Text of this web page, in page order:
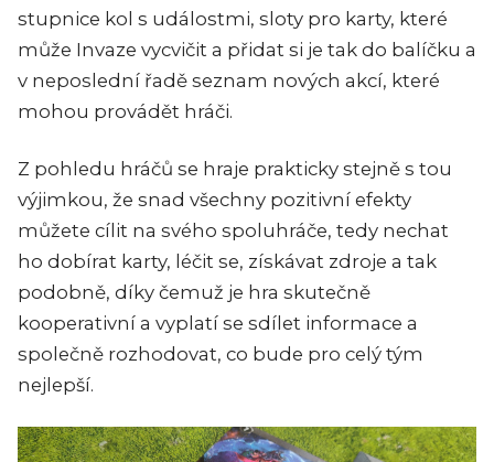
stupnice kol s událostmi, sloty pro karty, které
může Invaze vycvičit a přidat si je tak do balíčku a
v neposlední řadě seznam nových akcí, které
mohou provádět hráči.
Z pohledu hráčů se hraje prakticky stejně s tou
výjimkou, že snad všechny pozitivní efekty
můžete cílit na svého spoluhráče, tedy nechat
ho dobírat karty, léčit se, získávat zdroje a tak
podobně, díky čemuž je hra skutečně
kooperativní a vyplatí se sdílet informace a
společně rozhodovat, co bude pro celý tým
nejlepší.